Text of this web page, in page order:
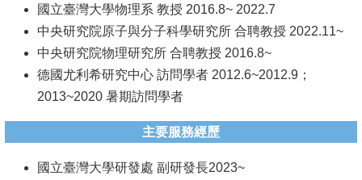
程
學
生
友
國立臺灣大學物理系 教授 2016.8~ 2022.7
中央研究院原子與分子科學研究所 合聘教授 2022.11~
中央研究院物理研究所 合聘教授 2016.8~
德國尤利希研究中心 訪問學者 2012.6~2012.9；
2013~2020 暑期訪問學者
主要服務經歷
國立臺灣大學研發處 副研發長2023~